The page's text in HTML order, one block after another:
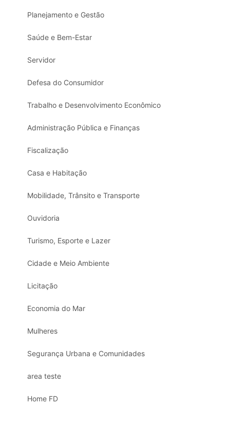
Planejamento e Gestão
Saúde e Bem-Estar
Servidor
Defesa do Consumidor
Trabalho e Desenvolvimento Econômico
Administração Pública e Finanças
Fiscalização
Casa e Habitação
Mobilidade, Trânsito e Transporte
Ouvidoria
Turismo, Esporte e Lazer
Cidade e Meio Ambiente
Licitação
Economia do Mar
Mulheres
Segurança Urbana e Comunidades
area teste
Home FD